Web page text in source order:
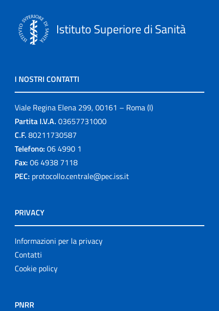
Istituto Superiore di Sanità
I NOSTRI CONTATTI
Viale Regina Elena 299, 00161 – Roma (I)
Partita I.V.A. 03657731000
C.F. 80211730587
Telefono: 06 4990 1
Fax: 06 4938 7118
PEC: protocollo.centrale@pec.iss.it
PRIVACY
Informazioni per la privacy
Contatti
Cookie policy
PNRR